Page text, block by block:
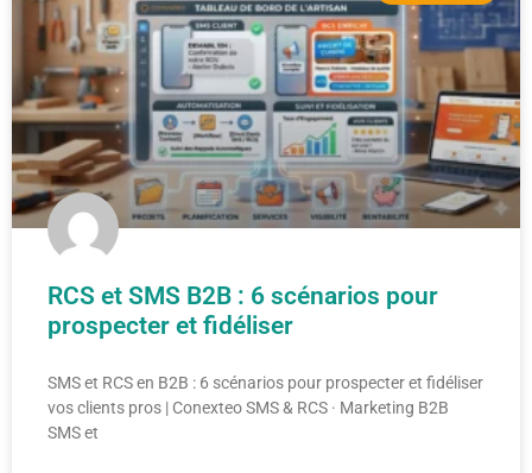
RCS et SMS B2B : 6 scénarios pour
prospecter et fidéliser
SMS et RCS en B2B : 6 scénarios pour prospecter et fidéliser
vos clients pros | Conexteo SMS & RCS · Marketing B2B
SMS et